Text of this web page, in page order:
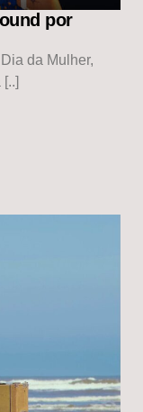
por
da Mulher,